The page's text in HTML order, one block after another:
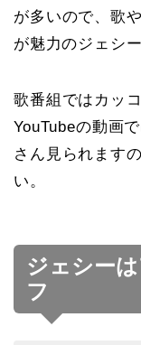
が多いので、歌
が魅力のジェシー
歌番組ではカッ
YouTubeの動画
さん見られます
い。
ジェシー
フ